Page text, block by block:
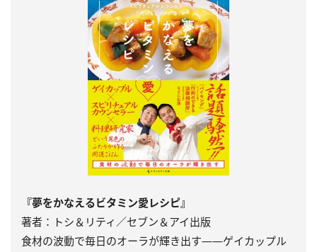
『夢をかなえるビタミン愛レシピ』
著者：トシ＆リティ／セブン＆アイ出版
食材の波動で毎日のオーラが輝き出す――ゲイカップル